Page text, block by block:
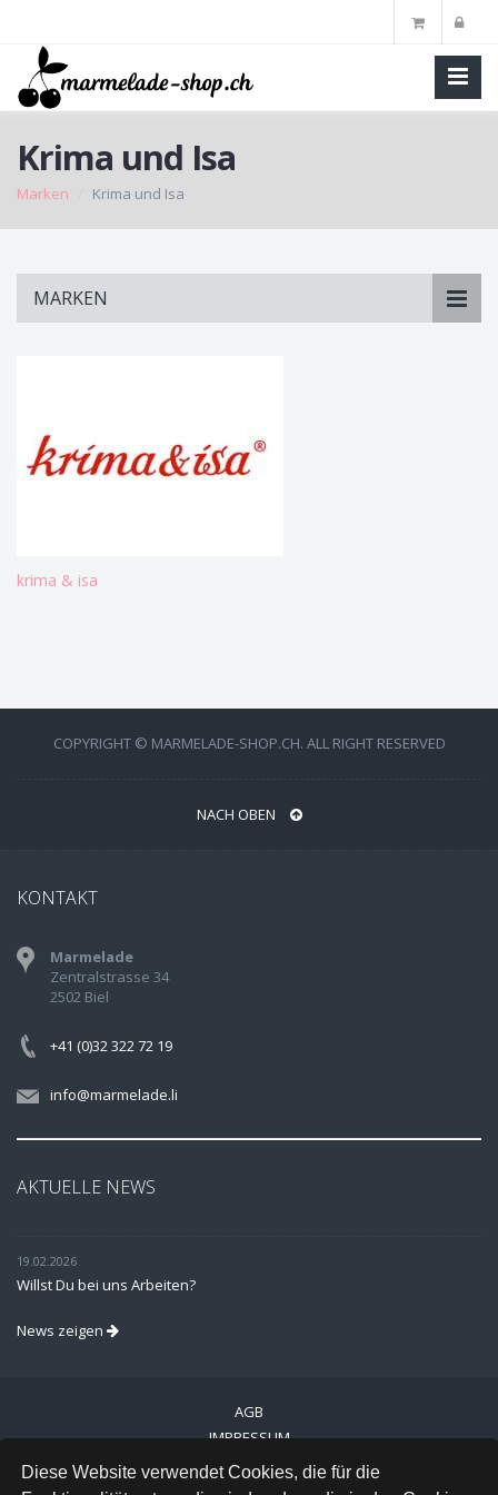
Diese Website verwendet Cookies, die für die
Krima und Isa
Marken Krima und Isa
MARKEN
krima & isa
COPYRIGHT © MARMELADE-SHOP.CH. ALL RIGHT RESERVED
NACH OBEN
KONTAKT
Marmelade
Zentralstrasse 34
2502 Biel
+41 (0)32 322 72 19
info@marmelade.li
AKTUELLE NEWS
19.02.2026
Willst Du bei uns Arbeiten?
News zeigen
AGB
IMPRESSUM
VERSAND
DATENSCHUTZ